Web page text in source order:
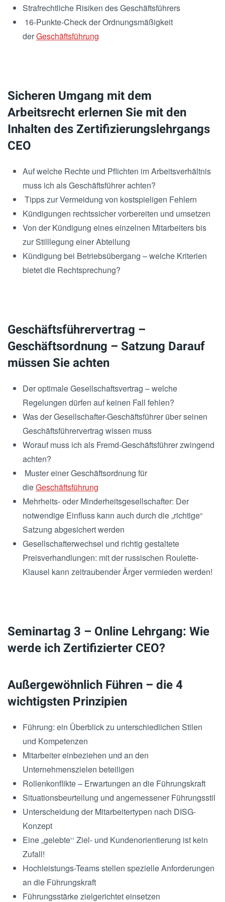
Strafrechtliche Risiken des Geschäftsführers
16-Punkte-Check der Ordnungsmäßigkeit
derGeschäftsführung
Sicheren Umgang mit dem
Arbeitsrecht erlernen Sie mit den
Inhalten des Zertifizierungslehrgangs
CEO
Auf welche Rechte und Pflichten im Arbeitsverhältnis
muss ich als Geschäftsführer achten?
Tipps zur Vermeidung von kostspieligen Fehlern
Kündigungen rechtssicher vorbereiten und umsetzen
Von der Kündigung eines einzelnen Mitarbeiters bis
zur Stilllegung einer Abteilung
Kündigung bei Betriebsübergang – welche Kriterien
bietet die Rechtsprechung?
Geschäftsführervertrag –
Geschäftsordnung – Satzung Darauf
müssen Sie achten
Der optimale Gesellschaftsvertrag – welche
Regelungen dürfen auf keinen Fall fehlen?
Was der Gesellschafter-Geschäftsführer über seinen
Geschäftsführervertrag wissen muss
Worauf muss ich als Fremd-Geschäftsführer zwingend
achten?
Muster einer Geschäftsordnung für
dieGeschäftsführung
Mehrheits- oder Minderheitsgesellschafter: Der
notwendige Einfluss kann auch durch die „richtige“
Satzung abgesichert werden
Gesellschafterwechsel und richtig gestaltete
Preisverhandlungen: mit der russischen Roulette-
Klausel kann zeitraubender Ärger vermieden werden!
Seminartag 3 – Online Lehrgang: Wie
werde ich Zertifizierter CEO?
Außergewöhnlich Führen – die 4
wichtigsten Prinzipien
Führung: ein Überblick zu unterschiedlichen Stilen
und Kompetenzen
Mitarbeiter einbeziehen und an den
Unternehmenszielen beteiligen
Rollenkonflikte – Erwartungen an die Führungskraft
Situationsbeurteilung und angemessener Führungsstil
Unterscheidung der Mitarbeitertypen nach DISG-
Konzept
Eine „gelebte‘‘ Ziel- und Kundenorientierung ist kein
Zufall!
Hochleistungs-Teams stellen spezielle Anforderungen
an die Führungskraft
Führungsstärke zielgerichtet einsetzen